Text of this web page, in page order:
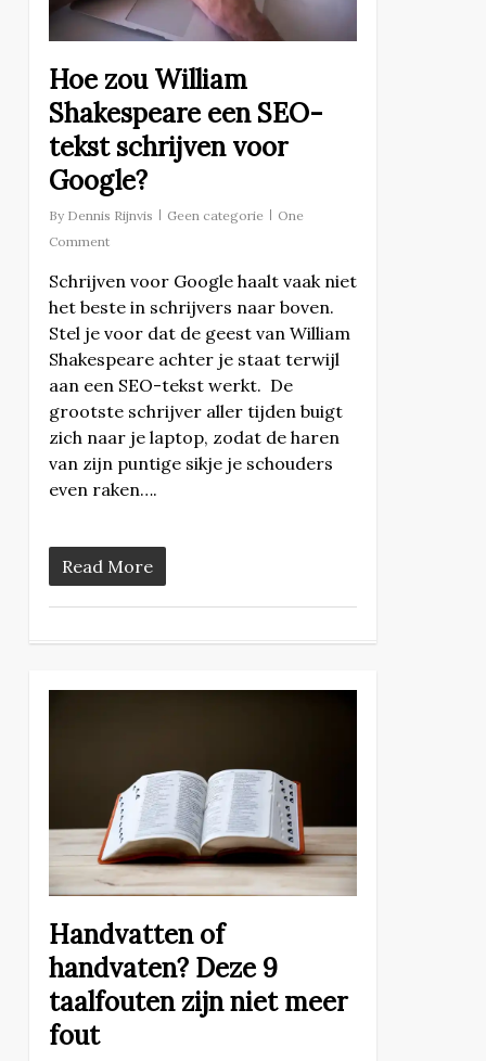
Hoe zou William
Shakespeare een SEO-
tekst schrijven voor
Google?
By Dennis Rijnvis Geen categorie
One
Comment
Schrijven voor Google haalt vaak niet
het beste in schrijvers naar boven.
Stel je voor dat de geest van William
Shakespeare achter je staat terwijl
aan een SEO-tekst werkt. De
grootste schrijver aller tijden buigt
zich naar je laptop, zodat de haren
van zijn puntige sikje je schouders
even raken….
Read More
Handvatten of
handvaten? Deze 9
taalfouten zijn niet meer
fout